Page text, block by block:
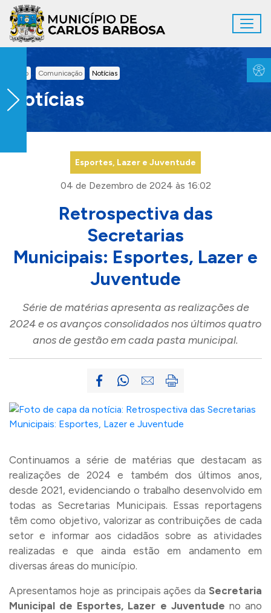
Ir para conteúdo principal
Inicio Comunicação Notícias
Notícias
Esportes, Lazer e Juventude
04 de Dezembro de 2024 às 16:02
Retrospectiva das
Secretarias
Municipais: Esportes, Lazer e
Juventude
Série de matérias apresenta as realizações de
2024 e os avanços consolidados nos últimos quatro
anos de gestão em cada pasta municipal.
Continuamos a série de matérias que destacam as
realizações de 2024 e também dos últimos anos,
desde 2021, evidenciando o trabalho desenvolvido em
todas as Secretarias Municipais. Essas reportagens
têm como objetivo, valorizar as contribuições de cada
setor e informar aos cidadãos sobre as atividades
realizadas e que ainda estão em andamento em
diversas áreas do município.
Apresentamos hoje as principais ações da Secretaria
Municipal de Esportes, Lazer e Juventude no ano